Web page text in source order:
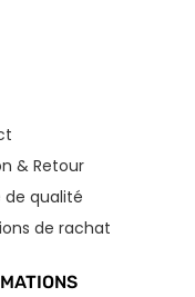
& Retour
de qualité
de rachat